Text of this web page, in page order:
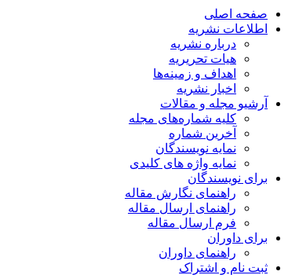
صفحه اصلی
اطلاعات نشریه
درباره نشریه
هیات تحریریه
اهداف و زمینه‌ها
اخبار نشریه
آرشیو مجله و مقالات
کلیه شماره‌های مجله
آخرین شماره
نمایه نویسندگان
نمایه واژه های کلیدی
برای نویسندگان
راهنمای نگارش مقاله
راهنمای ارسال مقاله
فرم ارسال مقاله
برای داوران
راهنمای داوران
ثبت نام و اشتراک